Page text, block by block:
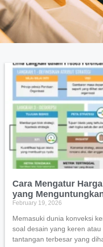
Cara Mengatur
yang
February 19, 2026
Memasuki dunia konveksi
soal desain yang keren
tantangan terbesar yang